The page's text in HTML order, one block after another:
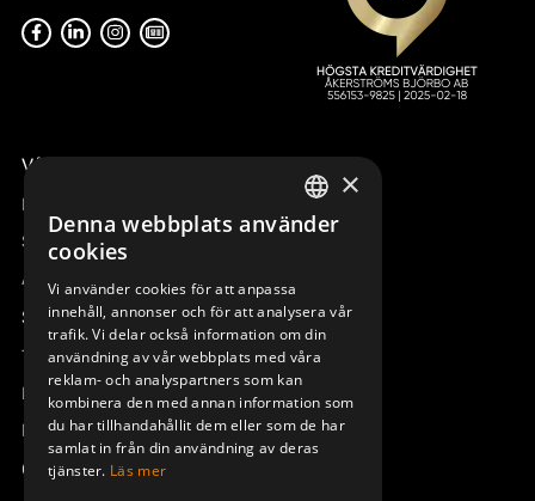
Våra radiostyrningar – översikt
Remotus
Sesam
Access_Ctrl
Support
Teknisk support
Boka service
Manualer och videoinstruktioner
Om Åkerströms
SWEDISH
DEUTSCH
×
Denna webbplats använder
cookies
Vi använder cookies för att anpassa
innehåll, annonser och för att analysera vår
trafik. Vi delar också information om din
användning av vår webbplats med våra
reklam- och analyspartners som kan
kombinera den med annan information som
du har tillhandahållit dem eller som de har
samlat in från din användning av deras
tjänster. Läs mer